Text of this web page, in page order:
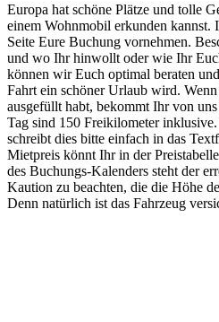
Europa hat schöne Plätze und tolle
einem Wohnmobil erkunden kannst.
Seite Eure Buchung vornehmen.
und wo Ihr hinwollt oder wie Ihr
können wir Euch optimal beraten
Fahrt ein schöner Urlaub wird.
ausgefüllt habt, bekommt Ihr von
Tag sind 150 Freikilometer
schreibt dies bitte einfach in das
Mietpreis könnt Ihr in der
des Buchungs-Kalenders steht der
Kaution zu beachten, die die Höhe
Denn natürlich ist das Fahrzeug